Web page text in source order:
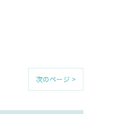
次のページ >